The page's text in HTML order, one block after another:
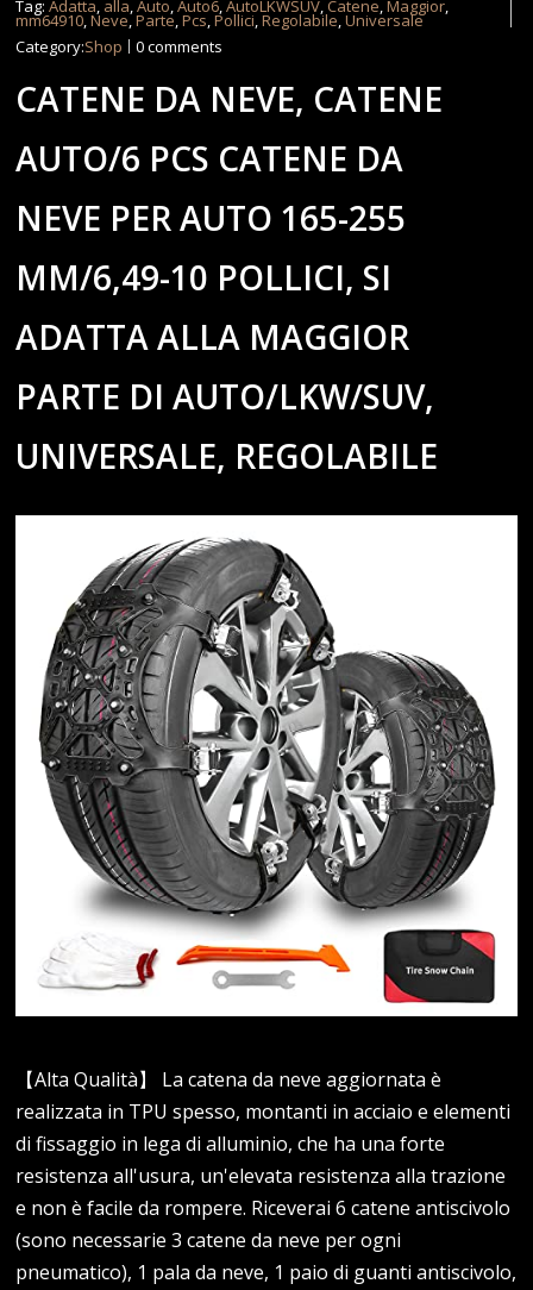
Tag:Adatta, alla,Auto,Auto6,AutoLKWSUV, Catene,Maggior,
mm64910,Neve,Parte,Pcs,Pollici,Regolabile,Universale
Category:Shop 0 comments
CATENE DA NEVE, CATENE
AUTO/6 PCS CATENE DA
NEVE PER AUTO 165-255
MM/6,49-10 POLLICI, SI
ADATTA ALLA MAGGIOR
PARTE DI AUTO/LKW/SUV,
UNIVERSALE, REGOLABILE
【Alta Qualità】 La catena da neve aggiornata è
realizzata in TPU spesso, montanti in acciaio e elementi
di fissaggio in lega di alluminio, che ha una forte
resistenza all'usura, un'elevata resistenza alla trazione
e non è facile da rompere. Riceverai 6 catene antiscivolo
(sono necessarie 3 catene da neve per ogni
pneumatico), 1 pala da neve, 1 paio di guanti antiscivolo,